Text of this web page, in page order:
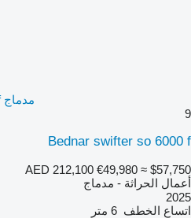
مدماج Bednar swifter so 6000 f
9
Bednar swifter so 6000 f
AED 212,100 €49,980 ≈ $57,750
أعمال الحراثة - مدماج
2025
اتساع الخطف 6 متر